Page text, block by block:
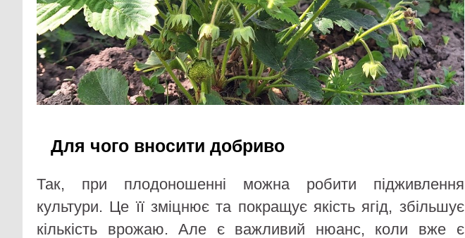
Для чого вносити добриво
Так, при плодоношенні можна робити підживлення
культури. Це її зміцнює та покращує якість ягід, збільшує
кількість врожаю. Але є важливий нюанс, коли вже є